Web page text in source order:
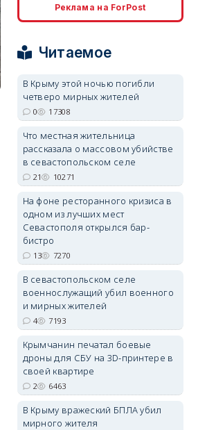
В Севастополе утвердили
проект застройки центра
Балаклавы
Там появится туристический
квартал с отелями и
парковками.
05/08/2026 08:01 5418
erid: 2SDnjcrDNw6
erid: 2SDnjdvhGXG
Реклама на ForPost
Читаемое
В Крыму этой ночью погибли
четверо мирных жителей
0 17308
Что местная жительница
рассказала о массовом убийстве
в севастопольском селе
21 10271
На фоне ресторанного кризиса в
одном из лучших мест
Севастополя открылся бар-
бистро
13 7270
В севастопольском селе
военнослужащий убил военного
и мирных жителей
4 7193
Крымчанин печатал боевые
дроны для СБУ на 3D-принтере в
своей квартире
2 6463
В Крыму вражеский БПЛА убил
мирного жителя